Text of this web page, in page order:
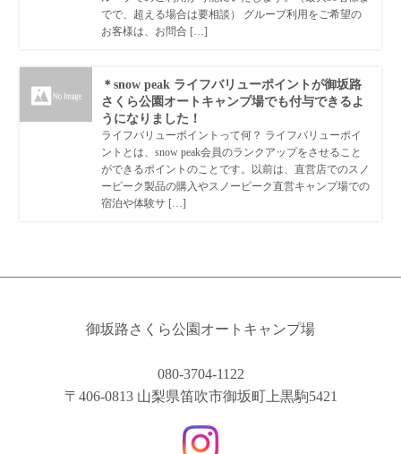
でで、超える場合は要相談） グループ利用をご希望の
お客様は、お問合 […]
＊snow peak ライフバリューポイントが御坂路
さくら公園オートキャンプ場でも付与できるよ
うになりました！
ライフバリューポイントって何？ ライフバリューポイ
ントとは、snow peak会員のランクアップをさせること
ができるポイントのことです。以前は、直営店でのスノ
ーピーク製品の購入やスノーピーク直営キャンプ場での
宿泊や体験サ […]
御坂路さくら公園オートキャンプ場
080-3704-1122
〒406-0813 山梨県笛吹市御坂町上黒駒5421